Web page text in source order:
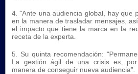
4. "Ante una audiencia global, hay que
en la manera de trasladar mensajes,
el impacto que tiene la marca en la
receta de la experta.
5. Su quinta recomendación:
La gestión ágil de una crisis es,
manera de conseguir nueva audiencia".